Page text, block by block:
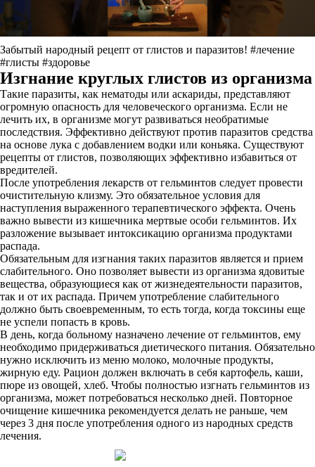
Забытый народный рецепт от глистов и паразитов! #лечение
#глисты #здоровье
Изгнание круглых глистов из организма
Такие паразиты, как нематоды или аскариды, представляют
огромную опасность для человеческого организма. Если не
лечить их, в организме могут развиваться необратимые
последствия. Эффективно действуют против паразитов средства
на основе лука с добавлением водки или коньяка. Существуют
рецепты от глистов, позволяющих эффективно избавиться от
вредителей.
После употребления лекарств от гельминтов следует провести
очистительную клизму. Это обязательное условия для
наступления выраженного терапевтического эффекта. Очень
важно вывести из кишечника мертвые особи гельминтов. Их
разложение вызывает интоксикацию организма продуктами
распада.
Обязательным для изгнания таких паразитов является и прием
слабительного. Оно позволяет вывести из организма ядовитые
вещества, образующиеся как от жизнедеятельности паразитов,
так и от их распада. Причем употребление слабительного
должно быть своевременным, то есть тогда, когда токсины еще
не успели попасть в кровь.
В день, когда больному назначено лечение от гельминтов, ему
необходимо придерживаться диетического питания. Обязательно
нужно исключить из меню молоко, молочные продукты,
жирную еду. Рацион должен включать в себя картофель, каши,
пюре из овощей, хлеб. Чтобы полностью изгнать гельминтов из
организма, может потребоваться несколько дней. Повторное
очищение кишечника рекомендуется делать не раньше, чем
через 3 дня после употребления одного из народных средств
лечения.